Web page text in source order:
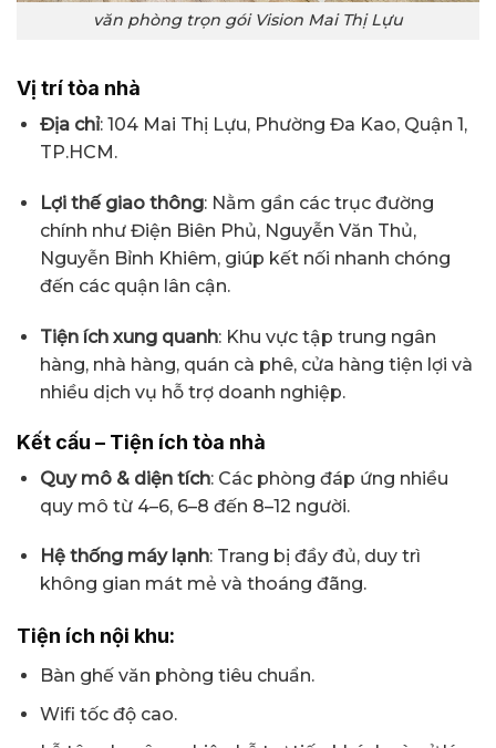
văn phòng trọn gói Vision Mai Thị Lựu
Vị trí tòa nhà
Địa chỉ: 104 Mai Thị Lựu, Phường Đa Kao, Quận 1,
TP.HCM.
Lợi thế giao thông: Nằm gần các trục đường
chính như Điện Biên Phủ, Nguyễn Văn Thủ,
Nguyễn Bỉnh Khiêm, giúp kết nối nhanh chóng
đến các quận lân cận.
Tiện ích xung quanh: Khu vực tập trung ngân
hàng, nhà hàng, quán cà phê, cửa hàng tiện lợi và
nhiều dịch vụ hỗ trợ doanh nghiệp.
Kết cấu – Tiện ích tòa nhà
Quy mô & diện tích: Các phòng đáp ứng nhiều
quy mô từ 4–6, 6–8 đến 8–12 người.
Hệ thống máy lạnh: Trang bị đầy đủ, duy trì
không gian mát mẻ và thoáng đãng.
Tiện ích nội khu:
Bàn ghế văn phòng tiêu chuẩn.
Wifi tốc độ cao.